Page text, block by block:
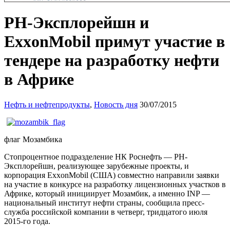
РН-Эксплорейшн и
ExxonMobil примут участие в
тендере на разработку нефти
в Африке
Нефть и нефтепродукты, Новость дня 30/07/2015
флаг Мозамбика
Стопроцентное подразделение НК Роснефть — РН-
Эксплорейшн, реализующее зарубежные проекты, и
корпорация ExxonMobil (США) совместно направили заявки
на участие в конкурсе на разработку лицензионных участков в
Африке, который инициирует Мозамбик, а именно INP —
национальный институт нефти страны, сообщила пресс-
служба российской компании в четверг, тридцатого июля
2015-го года.